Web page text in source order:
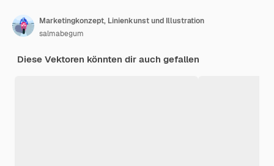
Marketingkonzept, Linienkunst und Illustration
salmabegum
Diese Vektoren könnten dir auch gefallen